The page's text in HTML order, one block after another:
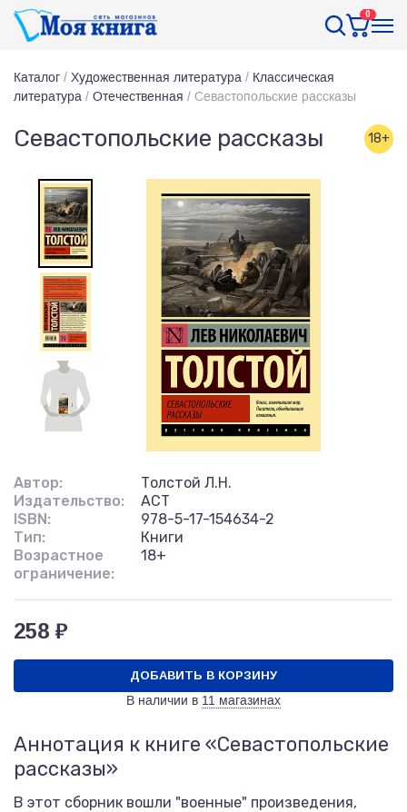
0
Каталог / Художественная литература / Классическая
литература / Отечественная / Севастопольские рассказы
Севастопольские рассказы 18+
Автор:
Толстой Л.Н.
Издательство:
АСТ
ISBN:
978-5-17-154634-2
Тип:
Книги
Возрастное
ограничение:
18+
258 ₽
ДОБАВИТЬ В КОРЗИНУ
В наличии в 11 магазинах
Аннотация к книге «Севастопольские
рассказы»
В этот сборник вошли "военные" произведения,